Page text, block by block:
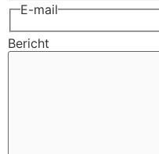
E-mail
Bericht